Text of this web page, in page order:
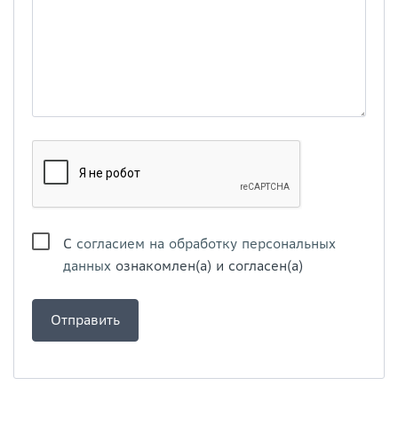
С согласием на обработку персональных
данных ознакомлен(а) и согласен(а)